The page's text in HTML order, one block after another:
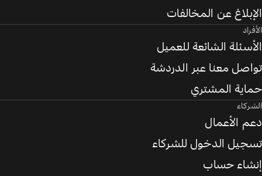
الإبلاغ عن المخالفات
الأفراد
الأسئلة الشائعة للعميل
تواصل معنا عبر الدردشة
حماية المشتري
الشركاء
دعم الأعمال
تسجيل الدخول للشركاء
إنشاء حساب